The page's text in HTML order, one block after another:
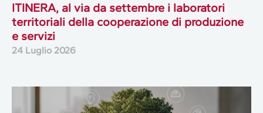
ITINERA, al via da settembre i laboratori
territoriali della cooperazione di produzione
e servizi
24 Luglio 2026